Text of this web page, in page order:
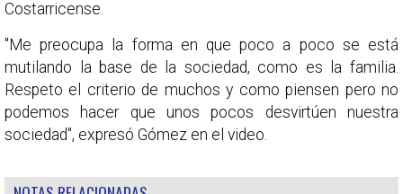
Costarricense.
"Me preocupa la forma en que poco a poco se está
mutilando la base de la sociedad, como es la familia.
Respeto el criterio de muchos y como piensen pero no
podemos hacer que unos pocos desvirtúen nuestra
sociedad", expresó Gómez en el video.